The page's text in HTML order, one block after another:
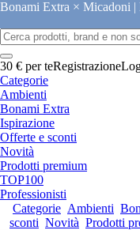
Bonami Extra × Micadoni |
30 € per teRegistrazione
Categorie
Ambienti
Bonami Extra
Ispirazione
Offerte e sconti
Novità
Prodotti premium
TOP100
Professionisti
Categorie Ambienti
sconti Novità Prodotti